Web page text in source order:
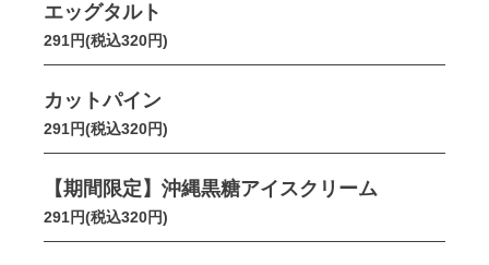
エッグタルト
291円(税込320円)
カットパイン
291円(税込320円)
【期間限定】沖縄黒糖アイスクリーム
291円(税込320円)